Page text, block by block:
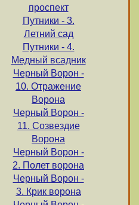
проспект
Путники - 3.
Летний сад
Путники - 4.
Медный всадник
Черный Ворон -
10. Отражение
Ворона
Черный Ворон -
11. Созвездие
Ворона
Черный Ворон -
2. Полет ворона
Черный Ворон -
3. Крик ворона